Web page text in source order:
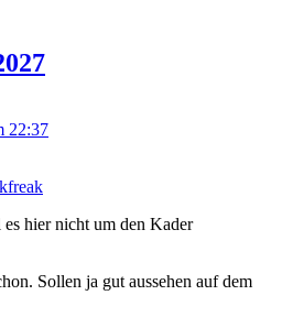
22:37
es hier nicht um den Kader
Sollen ja gut aussehen auf dem